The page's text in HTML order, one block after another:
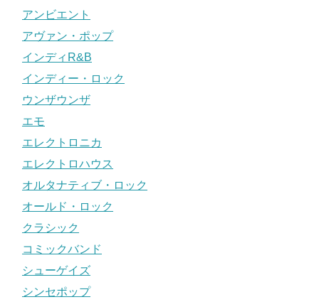
アンビエント
アヴァン・ポップ
インディR&B
インディー・ロック
ウンザウンザ
エモ
エレクトロニカ
エレクトロハウス
オルタナティブ・ロック
オールド・ロック
クラシック
コミックバンド
シューゲイズ
シンセポップ